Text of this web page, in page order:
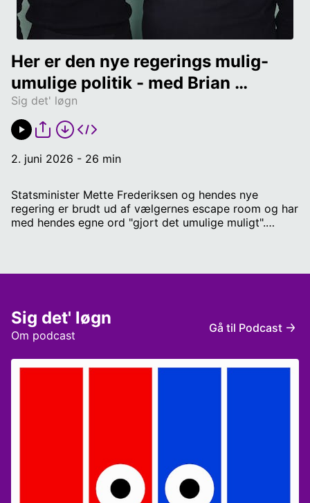
Sig det' løgn
Her er den nye regerings mulig-
umulige politik - med Brian
Weichardt og Sofie Frøkjær
2. juni 2026 - 26 min
Statsminister Mette Frederiksen og hendes nye
regering er brudt ud af vælgernes escape room og har
med hendes egne ord "gjort det umulige muligt".
tretabellen: Tre ekspertgrupper, seks udskydelser af
Frøkjær. Redaktør: Andreas Østergaard
Om podcast
Sig det' løgn Gå til Podcast